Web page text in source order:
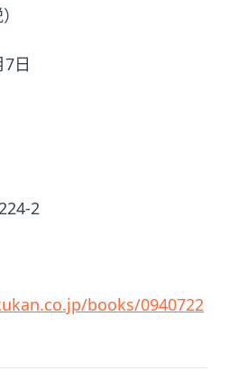
日
2
books/0940722